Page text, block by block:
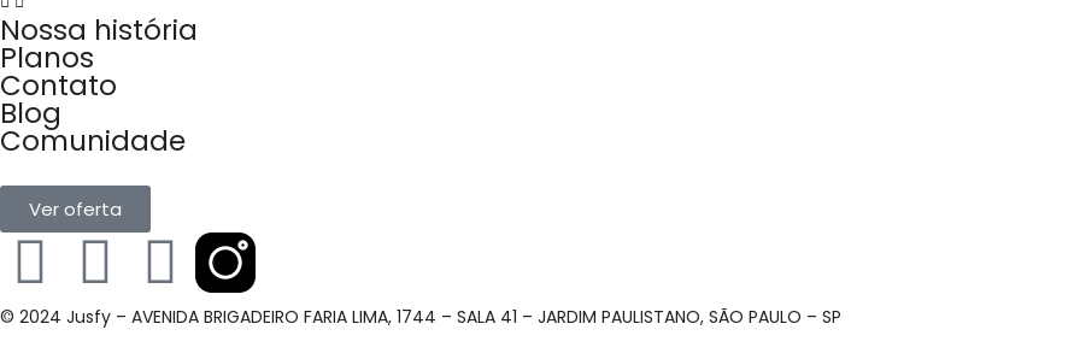
Nossa história
Planos
Contato
Blog
Comunidade
Ver oferta
© 2024 Jusfy – AVENIDA BRIGADEIRO FARIA LIMA, 1744 – SALA 41 – JARDIM PAULISTANO, SÃO PAULO – SP